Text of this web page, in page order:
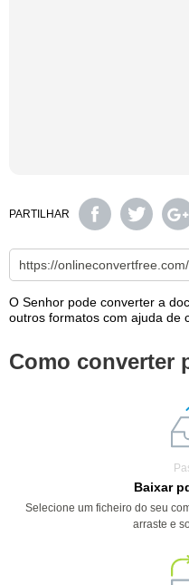
PARTILHAR
O Senhor pode converter a
outros formatos com ajuda de
Como converter
Baixar
Selecione um ficheiro do seu
arraste e